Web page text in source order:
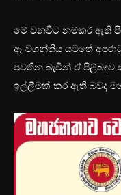
මේ වනවිට නම්කර ඇති
ඈ වගන්තිය යටතේ
පවතින බැවින් ඒ
ඉල්ලීමක් කර ඇති බවද මහ